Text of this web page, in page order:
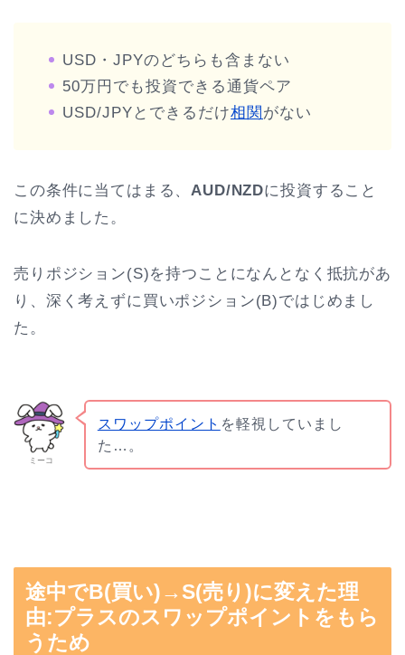
USD・JPYのどちらも含まない
50万円でも投資できる通貨ペア
USD/JPYとできるだけ相関 がない
この条件に当てはまる、 AUD/NZDに投資すること
に決めました。
売りポジション(S)を持つことになんとなく抵抗があ
り、深く考えずに買いポジション(B)ではじめまし
た。
ミーコ
スワップポイント を軽視していまし
た…。
途中でB(買い)→S(売り)に変えた理
由:プラスのスワップポイントをもら
うため